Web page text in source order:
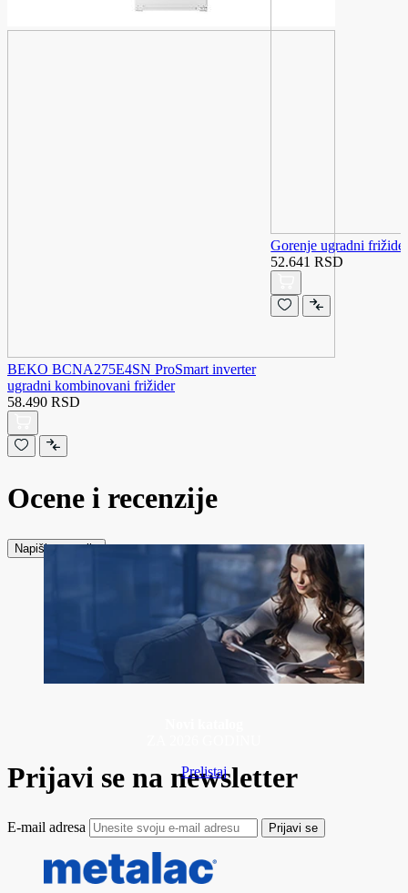
BEKO BCNA275E4SN ProSmart inverter
ugradni kombinovani frižider
58.490 RSD
Gorenje ugradni
52.641 RSD
Ocene i recenzije
Napiši recenziju
Prelistaj
Prijavi se na newsletter
E-mail adresa Prijavi se